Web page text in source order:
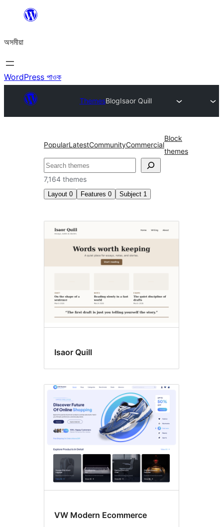
বিষয়বস্তুলৈ
যাওক
অসমীয়া
WordPress পাওক
ThemesBlogIsaor Quill
PopularLatestCommunityCommercial
Block
themes
সন্ধান
কৰক
7,164 themes
Layout 0 Features 0 Subject 1
Blog
Isaor Quill
VW Modern Ecommerce